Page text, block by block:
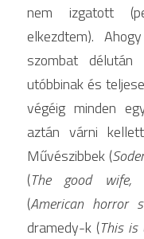
nem izgatott
elkezdtem).
szombat
utóbbinak és
végéig minden
aztán várni
Művészibbek (
(The good wife,
(American horror
dramedy-k (This is